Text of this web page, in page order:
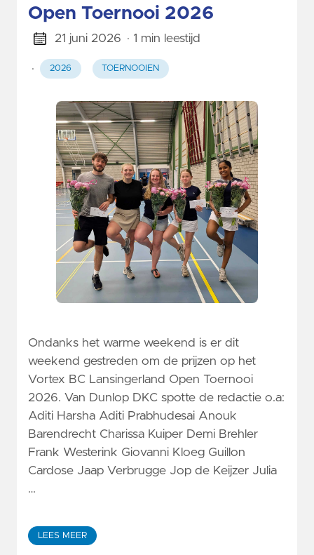
Open Toernooi 2026
21 juni 2026 · 1 min leestijd
· 2026 TOERNOOIEN
Ondanks het warme weekend is er dit
weekend gestreden om de prijzen op het
Vortex BC Lansingerland Open Toernooi
2026. Van Dunlop DKC spotte de redactie o.a:
Aditi Harsha Aditi Prabhudesai Anouk
Barendrecht Charissa Kuiper Demi Brehler
Frank Westerink Giovanni Kloeg Guillon
Cardose Jaap Verbrugge Jop de Keijzer Julia
…
LEES MEER